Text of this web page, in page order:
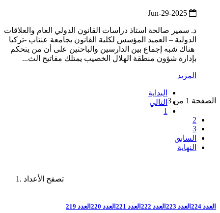
د. سمير صالحة استاذ دراسات القانون الدولي العام والعلاقات
الدولية – العميد المؤسس لكلية القانون بجامعة عنتاب -تركيا
هناك شبه إجماع بين الدارسين والباحثين على أن من يتحكم
بإدارة شؤون منطقة الهلال الخصيب يمتلك مفاتيح الث...
المزيد
الصفحة 1 من 3
البداية
التالي
1
2
3
السابق
النهاية
تصفح الأعداد
العدد 224 العدد 223 العدد 222 العدد 221 العدد 220 العدد 219